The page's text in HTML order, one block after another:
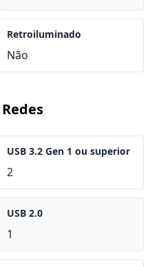
Retroiluminado
Não
USB 3.2 Gen 1 ou superior
2
USB 2.0
1